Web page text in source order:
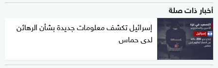
أخبار ذات صلة
إسرائيل تكشف معلومات جديدة بشأن الرهائن
لدى حماس